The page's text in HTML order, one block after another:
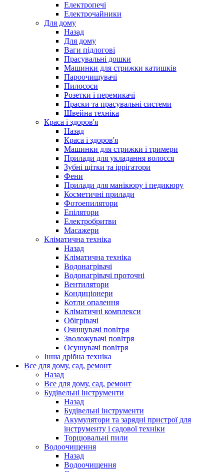
Електропечі
Електрочайники
Для дому
Назад
Для дому
Ваги підлогові
Прасувальні дошки
Машинки для стрижки катишків
Пароочищувачі
Пилососи
Розетки і перемикачі
Праски та прасувальні системи
Швейна техніка
Краса і здоров'я
Назад
Краса і здоров'я
Машинки для стрижки і тримери
Прилади для укладання волосся
Зубні щітки та іррігатори
Фени
Прилади для манікюру і педикюру
Косметичні прилади
Фотоепилятори
Епілятори
Електробритви
Масажери
Кліматична техніка
Назад
Кліматична техніка
Водонагрівачі
Водонагрівачі проточні
Вентилятори
Кондиціонери
Котли опалення
Кліматичні комплекси
Обігрівачі
Очищувачі повітря
Зволожувачі повітря
Осушувачі повітря
Інша дрібна техніка
Все для дому, сад, ремонт
Назад
Все для дому, сад, ремонт
Будівельні інструменти
Назад
Будівельні інструменти
Акумулятори та зарядні пристрої для
інструменту і садової техніки
Торцювальні пили
Водоочищення
Назад
Водоочищення